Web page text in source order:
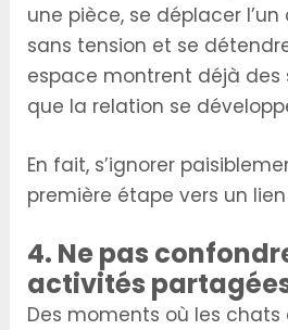
une pièce, se déplacer
sans tension et se
espace montrent déjà des
que la relation se
En fait, s’ignorer
première étape vers un
4. Ne pas
activités
Des moments où les chats